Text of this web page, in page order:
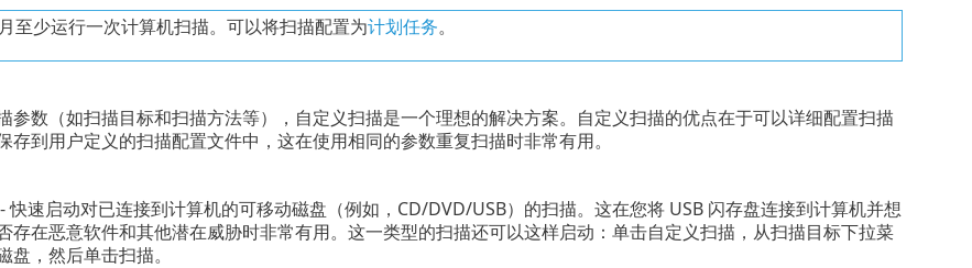
至少运行一次计算机扫描。可以将扫描配置为计划任务。
参数（如扫描目标和扫描方法等），自定义扫描是一个理想的解决方案。自定义扫描的优点在于可以详细配置扫描
存到用户定义的扫描配置文件中，这在使用相同的参数重复扫描时非常有用。
快速启动对已连接到计算机的可移动磁盘（例如，CD/DVD/USB）的扫描。这在您将 USB 闪存盘连接到计算机并想
存在恶意软件和其他潜在威胁时非常有用。这一类型的扫描还可以这样启动：单击自定义扫描，从扫描目标下拉菜
盘，然后单击扫描。